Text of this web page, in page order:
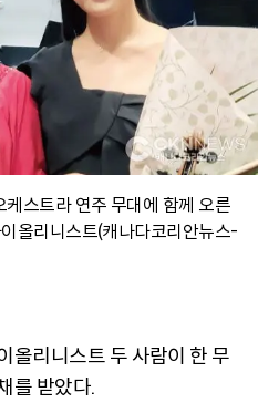
스트라 연주 무대에 함께 오른
올리니스트(캐나다코리안뉴스-
올리니스트 두 사람이 한 무
를 받았다.